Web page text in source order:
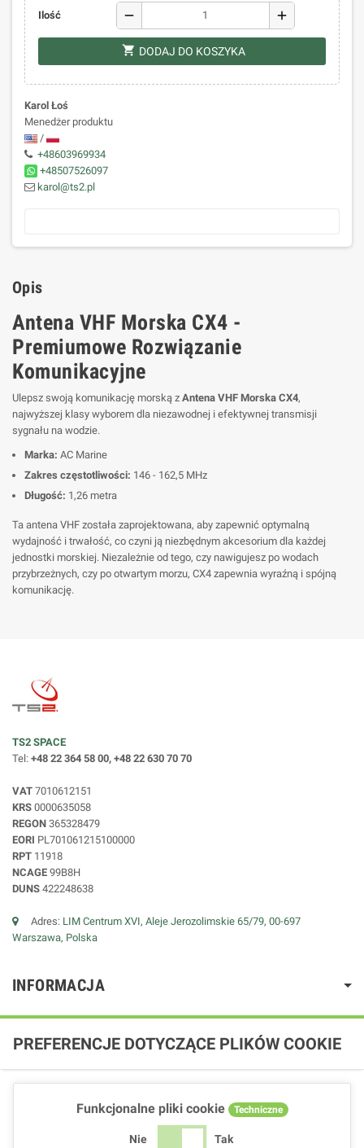
Ilość remove add
shopping_cart DODAJ DO KOSZYKA
Karol Łoś
Menedżer produktu
/
+48603969934
+48507526097
karol@ts2.pl
Opis
Antena VHF Morska CX4 -
Premiumowe Rozwiązanie
Komunikacyjne
Ulepsz swoją komunikację morską z Antena VHF Morska CX4,
najwyższej klasy wyborem dla niezawodnej i efektywnej transmisji
sygnału na wodzie.
Marka: AC Marine
Zakres częstotliwości: 146 - 162,5 MHz
Długość: 1,26 metra
Ta antena VHF została zaprojektowana, aby zapewnić optymalną
wydajność i trwałość, co czyni ją niezbędnym akcesorium dla każdej
jednostki morskiej. Niezależnie od tego, czy nawigujesz po wodach
przybrzeżnych, czy po otwartym morzu, CX4 zapewnia wyraźną i spójną
komunikację.
TS2 SPACE
Tel: +48 22 364 58 00, +48 22 630 70 70
VAT 7010612151
KRS 0000635058
REGON 365328479
EORI PL701061215100000
RPT 11918
NCAGE 99B8H
DUNS 422248638
Adres: LIM Centrum XVI, Aleje Jerozolimskie 65/79, 00-697
Warszawa, Polska
INFORMACJA
PREFERENCJE DOTYCZĄCE PLIKÓW COOKIE
Funkcjonalne pliki cookie Techniczne
Nie Tak